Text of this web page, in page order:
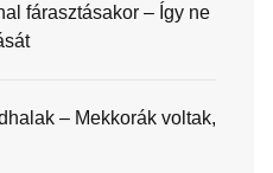
fárasztásakor – Így ne
– Mekkorák voltak,